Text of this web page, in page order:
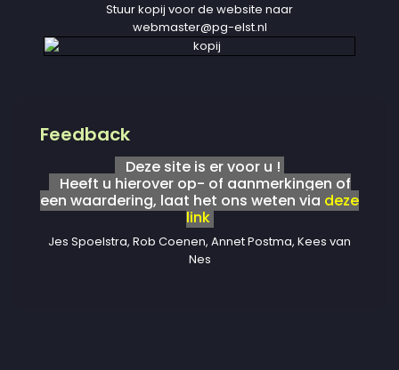
Stuur kopij voor de website naar
webmaster@pg-elst.nl
Feedback
Deze site is er voor u !
Heeft u hierover op- of aanmerkingen of
een waardering, laat het ons weten via deze
link
Jes Spoelstra, Rob Coenen, Annet Postma, Kees van
Nes